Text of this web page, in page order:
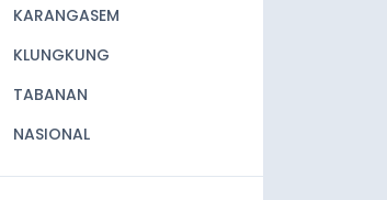
KARANGASEM
KLUNGKUNG
TABANAN
NASIONAL